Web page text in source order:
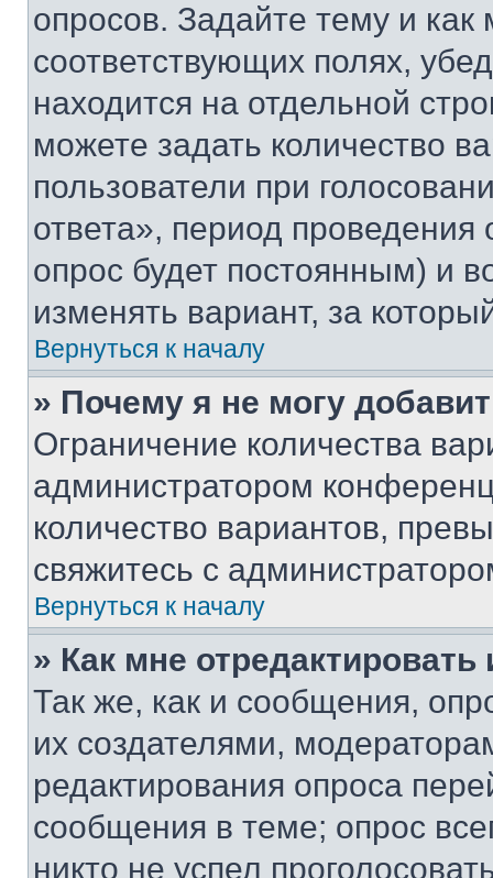
опросов. Задайте тему и
соответствующих полях,
находится на отдельной
можете задать количество
пользователи при
ответа», период проведения
опрос будет постоянным) и
изменять вариант, за
Вернуться к началу
» Почему я не могу
Ограничение количества
администратором
количество вариантов,
свяжитесь с
Вернуться к началу
» Как мне
Так же, как и сообщения,
их создателями,
редактирования опроса
сообщения в теме; опрос
никто не успел